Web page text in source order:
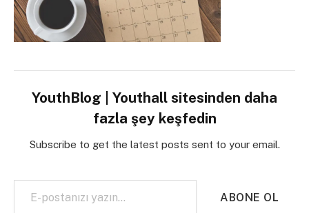
YouthBlog | Youthall sitesinden daha
fazla şey keşfedin
Subscribe to get the latest posts sent to your email.
E-postanızı yazın…
ABONE OL